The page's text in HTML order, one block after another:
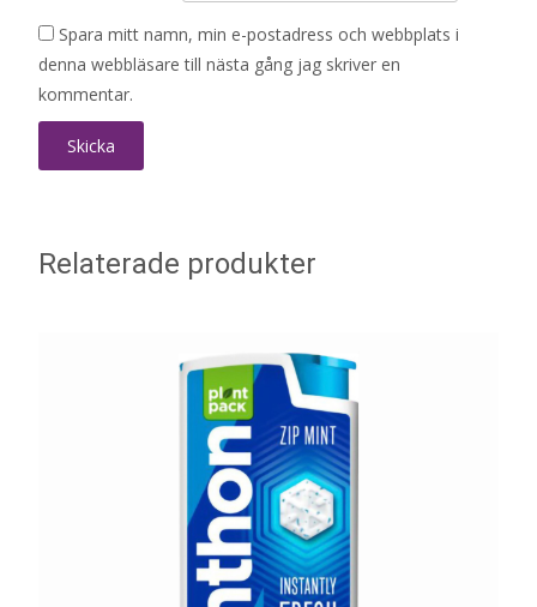
Spara mitt namn, min e-postadress och webbplats i
denna webbläsare till nästa gång jag skriver en
kommentar.
Relaterade produkter